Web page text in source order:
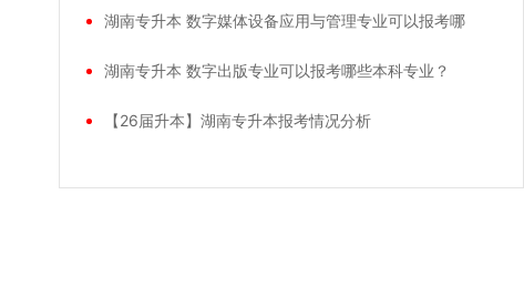
湖南专升本 数字媒体设备应用与管理专业可以报考哪
湖南专升本 数字出版专业可以报考哪些本科专业？
【26届升本】湖南专升本报考情况分析